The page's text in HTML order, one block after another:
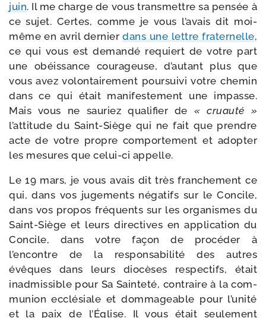
juin. Il me charge de vous trans­mettre sa pen­sée à
ce sujet. Certes, comme je vous l’avais dit moi-​
même en avril der­nierdans une lettre fra­ter­nelle,
ce qui vous est deman­dé requiert de votre part
une obéis­sance cou­ra­geuse, d’autant plus que
vous avez volon­tai­re­ment pour­sui­vi votre che­min
dans ce qui était mani­fes­te­ment une impasse.
Mais vous ne sau­riez qua­li­fier de « cruau­té »
l’attitude du Saint-​Siège qui ne fait que prendre
acte de votre propre com­por­te­ment et adop­ter
les mesures que celui-​ci appelle.
Le 19 mars, je vous avais dit très fran­che­ment ce
qui, dans vos juge­ments néga­tifs sur le Concile,
dans vos pro­pos fré­quents sur les orga­nismes du
Saint-​Siège et leurs direc­tives en appli­ca­tion du
Concile, dans votre façon de pro­cé­der à
l’encontre de la res­pon­sa­bi­li­té des autres
évêques dans leurs dio­cèses res­pec­tifs, était
inad­mis­sible pour Sa Sainteté, contraire à la com­
mu­nion ecclé­siale et dom­ma­geable pour l’unité
et la paix de l’Église. Il vous était seule­ment